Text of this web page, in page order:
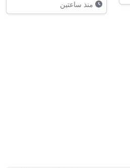
منذ ساعتين